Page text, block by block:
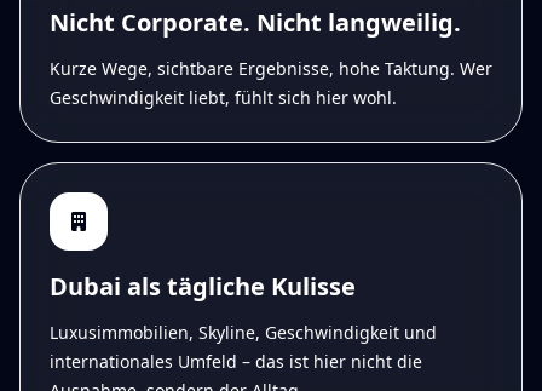
Nicht Corporate. Nicht langweilig.
Kurze Wege, sichtbare Ergebnisse, hohe Taktung. Wer
Geschwindigkeit liebt, fühlt sich hier wohl.
Dubai als tägliche Kulisse
Luxusimmobilien, Skyline, Geschwindigkeit und
internationales Umfeld – das ist hier nicht die